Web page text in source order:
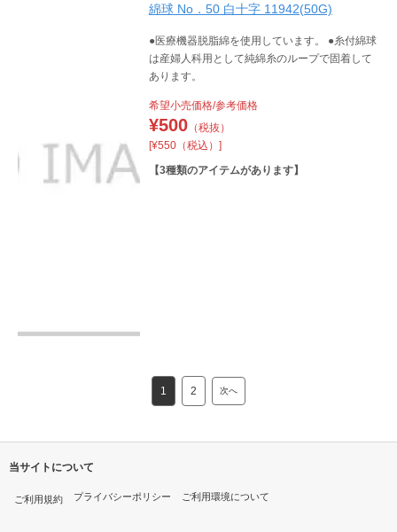
綿球 No．50 白十字 11942(50G)
●医療機器脱脂綿を使用しています。 ●糸付綿球
は産婦人科用として純綿糸のループで固着して
あります。
希望小売価格/参考価格
¥500（税抜）
[¥550（税込）]
【3種類のアイテムがあります】
1 2 次へ
当サイトについて
ご利用規約 プライバシーポリシー ご利用環境について